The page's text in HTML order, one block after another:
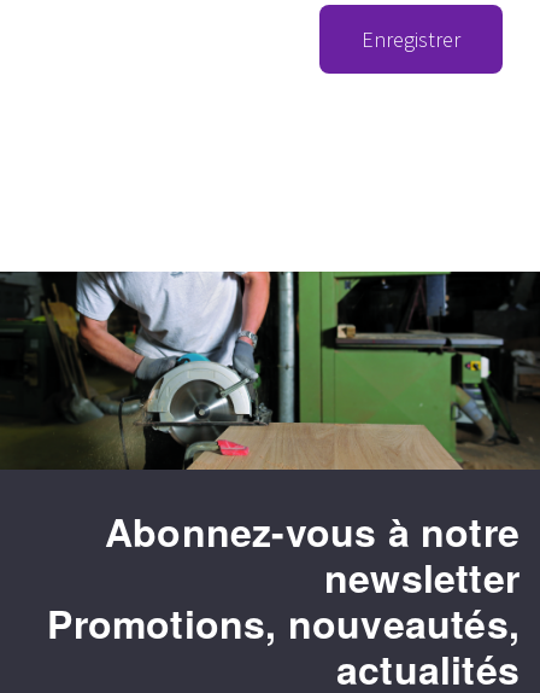
Enregistrer
Abonnez-vous à notre
newsletter
Promotions, nouveautés,
actualités